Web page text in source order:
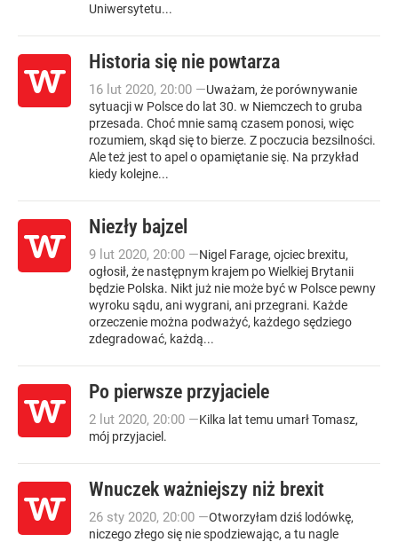
Uniwersytetu...
Historia się nie powtarza
16 lut 2020, 20:00 —Uważam, że porównywanie
sytuacji w Polsce do lat 30. w Niemczech to gruba
przesada. Choć mnie samą czasem ponosi, więc
rozumiem, skąd się to bierze. Z poczucia bezsilności.
Ale też jest to apel o opamiętanie się. Na przykład
kiedy kolejne...
Niezły bajzel
9 lut 2020, 20:00 —Nigel Farage, ojciec brexitu,
ogłosił, że następnym krajem po Wielkiej Brytanii
będzie Polska. Nikt już nie może być w Polsce pewny
wyroku sądu, ani wygrani, ani przegrani. Każde
orzeczenie można podważyć, każdego sędziego
zdegradować, każdą...
Po pierwsze przyjaciele
2 lut 2020, 20:00 —Kilka lat temu umarł Tomasz,
mój przyjaciel.
Wnuczek ważniejszy niż brexit
26 sty 2020, 20:00 —Otworzyłam dziś lodówkę,
niczego złego się nie spodziewając, a tu nagle